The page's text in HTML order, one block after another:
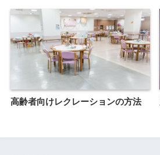
高齢者向けレクレーションの方法